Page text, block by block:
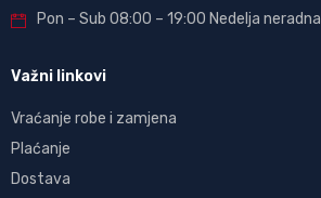
Pon – Sub 08:00 – 19:00 Nedelja neradna
Važni linkovi
Vraćanje robe i zamjena
Plaćanje
Dostava